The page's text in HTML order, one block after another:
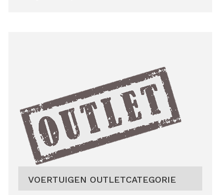
VOERTUIGEN OUTLETCATEGORIE